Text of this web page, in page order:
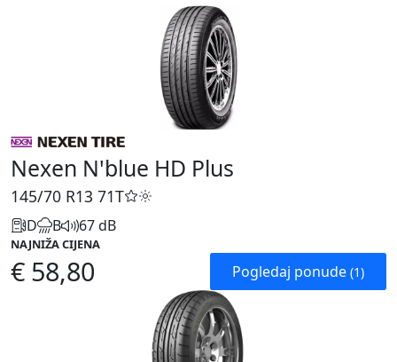
Nexen N'blue HD Plus
145/70 R13 71T
D B 67 dB
NAJNIŽA CIJENA
€ 58,80 Pogledaj ponude (1)